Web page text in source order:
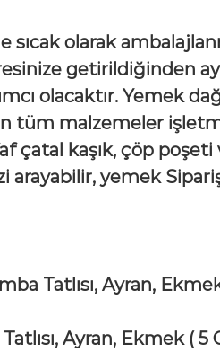
sıcak olarak
getirildiğinden
olacaktır. Yemek
tüm malzemeler
çatal kaşık, çöp
arayabilir, yemek
Tatlısı, Ayran,
Ayran, Ekmek ( 5